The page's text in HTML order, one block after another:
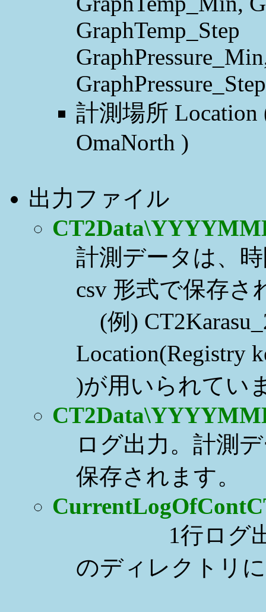
GraphTemp_Step
GraphPressure_Step
計測場所 Location
OmaNorth )
出力ファイル
計測データは、
csv 形式で保存さ
(例)
Location(Registry
)が用いられてい
ログ出力。計測
保存されます。
1行ログ出力
のディレクトリ